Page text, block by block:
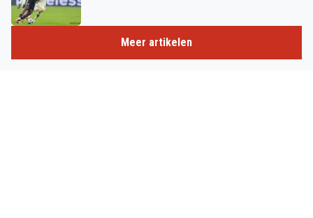
Meer artikelen